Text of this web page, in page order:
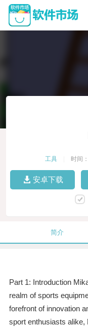
工具 时间
安卓下载
简介
Part 1: Introduction
realm of sports
forefront of innovation
sport enthusiasts